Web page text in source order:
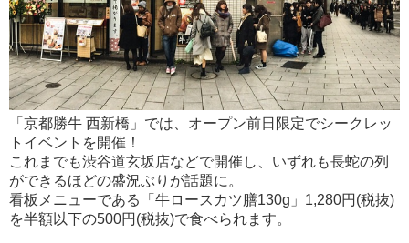
「京都勝牛 西新橋」では、オープン前日限定でシークレッ
トイベントを開催！
これまでも渋谷道玄坂店などで開催し、いずれも長蛇の列
ができるほどの盛況ぶりが話題に。
看板メニューである「牛ロースカツ膳130g」1,280円(税抜)
を半額以下の500円(税抜)で食べられます。